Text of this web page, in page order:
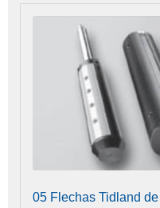
05 Flechas Tidland